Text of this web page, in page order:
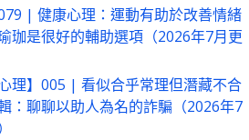
| 健康心理：運動有助於改善情緒
珈是很好的輔助選項（2026年7月更
心理】005 | 看似合乎常理但潛藏不合
：聊聊以助人為名的詐騙（2026年7